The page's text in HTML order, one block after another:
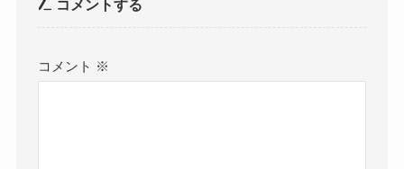
コメントする
コメント ※